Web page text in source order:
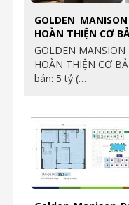
GOLDEN
HOÀN THIỆN CƠ
GOLDEN
HOÀN THIỆN CƠ
bán: 5 tỷ (…